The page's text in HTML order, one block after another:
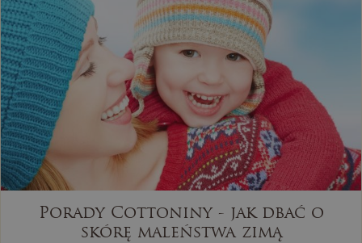
Porady Cottoniny - jak dbać o
skórę maleństwa zimą